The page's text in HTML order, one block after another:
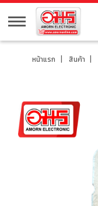
หน้าแรก สินค้า